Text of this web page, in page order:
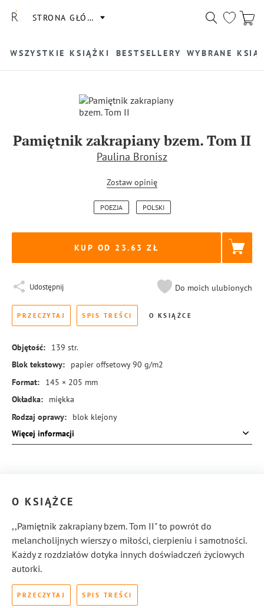
STRONA GŁÓWNA
WSZYSTKIE KSIĄŻKI BESTSELLERY WYBRANE
Pamiętnik zakrapiany bzem. Tom II
Paulina Bronisz
Zostaw opinię
POEZJA POLSKI
KUP OD 23.63
Udostępnij Do moich ulubionych
PRZECZYTAJ SPIS TREŚCI O KSIĄŻCE
Objętość: 139 str.
Blok tekstowy:
papier offsetowy 90 g/m2
Format:
145 × 205 mm
Okładka:
miękka
Rodzaj oprawy:
blok klejony
ISBN:
978-83-8455-219-3
Więcej informacji
O KSIĄŻCE
,,Pamiętnik zakrapiany bzem. Tom II" to powrót do
melancholijnych wierszy o miłości, cierpieniu i samotności.
Każdy z rozdziałów dotyka innych doświadczeń życiowych
autorki.
PRZECZYTAJ SPIS TREŚCI